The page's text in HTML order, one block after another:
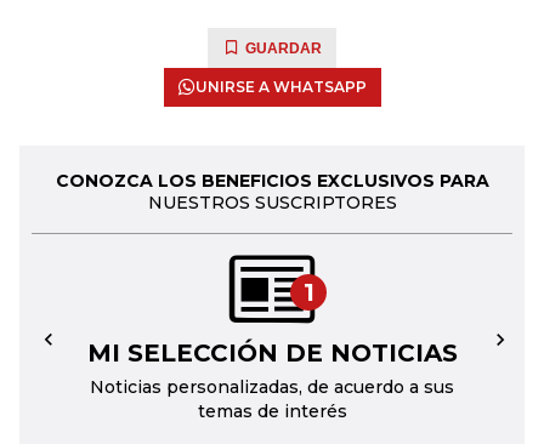
GUARDAR
UNIRSE A WHATSAPP
CONOZCA LOS BENEFICIOS EXCLUSIVOS PARA
NUESTROS SUSCRIPTORES
1
MI SELECCIÓN DE NOTICIAS
Noticias personalizadas, de acuerdo a sus
temas de interés
← →